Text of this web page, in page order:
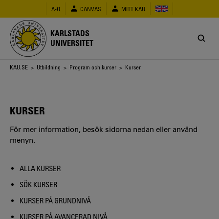
huvudinnehåll
A-Ö CANVAS MITT KAU
KARLSTADS
UNIVERSITET
Länkstig
KAU.SE > Utbildning > Program och kurser > Kurser
KURSER
För mer information, besök sidorna nedan eller använd
menyn.
ALLA KURSER
SÖK KURSER
KURSER PÅ GRUNDNIVÅ
KURSER PÅ AVANCERAD NIVÅ